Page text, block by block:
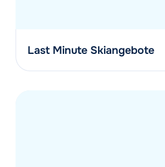
Last Minute Skiangebote